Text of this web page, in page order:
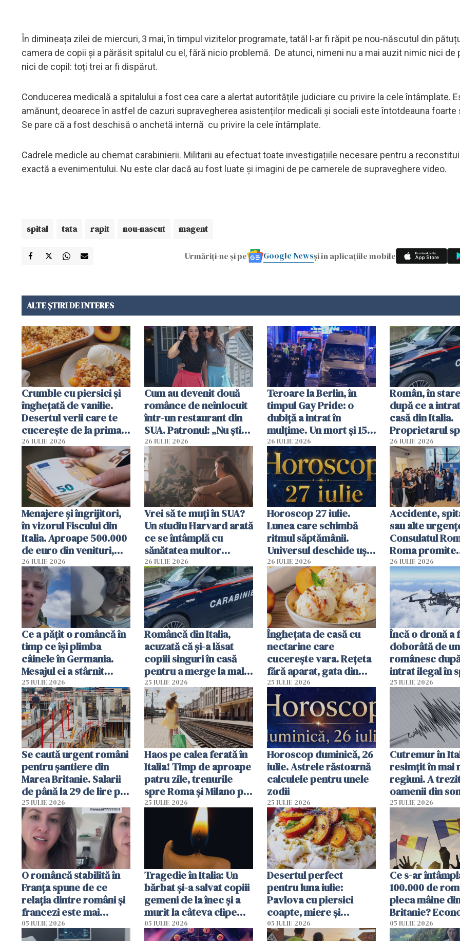
În dimineața zilei de miercuri, 3 mai, în timpul vizitelor programate, tatăl l-ar fi răpit pe nou-născutul din
camera de copii și a părăsit spitalul cu el, fără nicio problemă. De atunci, nimeni nu a mai auzit nimic nici de
nici de copil: toți trei ar fi dispărut.
Conducerea medicală a spitalului a fost cea care a alertat autoritățile judiciare cu privire la cele întâmplate.
amănunt, deoarece în astfel de cazuri supravegherea asistenților medicali și sociali este întotdeauna foarte
Se pare că a fost deschisă o anchetă internă cu privire la cele întâmplate.
Cadrele medicle au chemat carabinierii. Militarii au efectuat toate investigațiile necesare pentru a
exactă a evenimentului. Nu este clar dacă au fost luate și imagini de pe camerele de supraveghere video.
spital tata rapit nou-nascut magent
Urmăriți-ne și pe Google Newsși în aplicațiile mobile
ALTE ȘTIRI DE INTERES
Crumble cu piersici și
înghețată de vanilie.
Desertul verii care te
cucerește de la prima
lingură
26 IULIE 2026
Cum au devenit două
românce de neînlocuit
într-un restaurant din
SUA. Patronul: „Nu știu
ce o să mă fac fără voi”
26 IULIE 2026
Teroare la Berlin, în
timpul Gay Pride: o
dubiță a intrat în
mulțime. Un mort și 15
răniți
26 IULIE 2026
Român, în
după ce a
casă din Italia.
Proprietarul
s-a apărat cu
26 IULIE 2026
Menajere și îngrijitori,
în vizorul Fiscului din
Italia. Aproape 500.000
de euro din venituri,
ascunși de autorități
26 IULIE 2026
Vrei să te muți în SUA?
Un studiu Harvard arată
ce se întâmplă cu
sănătatea multor
imigranți
26 IULIE 2026
Horoscop 27 iulie.
Lunea care schimbă
ritmul săptămânii.
Universul deschide uși
neașteptate pentru
unele zodii
26 IULIE 2026
Accidente,
sau alte
Consulatul
Roma promite
intervenții în
de ore
26 IULIE 2026
Ce a pățit o româncă în
timp ce își plimba
câinele în Germania.
Mesajul ei a stârnit
dezbateri aprinse
25 IULIE 2026
Româncă din Italia,
acuzată că și-a lăsat
copiii singuri în casă
pentru a merge la mall.
Vecinii au dat alarma
25 IULIE 2026
Înghețata de casă cu
nectarine care
cucerește vara. Rețeta
fără aparat, gata din
câteva ingrediente
25 IULIE 2026
Încă o dronă a
doborâtă de un
românesc
intrat ilegal în
aerian al
25 IULIE 2026
Se caută urgent români
pentru șantiere din
Marea Britanie. Salarii
de până la 29 de lire pe
oră
25 IULIE 2026
Haos pe calea ferată în
Italia! Timp de aproape
patru zile, trenurile
spre Roma și Milano pot
întârzia până la 3 ore
25 IULIE 2026
Horoscop duminică, 26
iulie. Astrele răstoarnă
calculele pentru unele
zodii
25 IULIE 2026
Cutremur în
resimțit în mai
regiuni. A
oamenii din
un alt seism
o zi înainte
25 IULIE 2026
O româncă stabilită în
Franța spune de ce
relația dintre români și
francezi este mai
complicată decât pare
05 IULIE 2026
Tragedie în Italia: Un
bărbat și-a salvat copiii
gemeni de la înec și a
murit la câteva clipe
după ce i-a adus la mal
05 IULIE 2026
Desertul perfect
pentru luna iulie:
Pavlova cu piersici
coapte, miere și
lavandă
05 IULIE 2026
Ce s-ar
100.000 de
pleca mâine
Britanie?
resimți imediat
05 IULIE 2026